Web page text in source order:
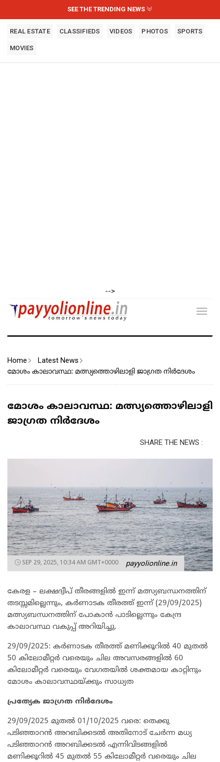
SEE THE TRENDING NEWS
REAL ESTATE CLASSIFIEDS VIDEOS PHOTOS SPORTS
MOVIES
-->
Home Latest News
മോശം കാലാവസ്ഥ: മത്സ്യത്തൊഴിലാളി ജാഗ്രത നിർദേശം
മോശം കാലാവസ്ഥ: മത്സ്യത്തൊഴിലാളി
ജാഗ്രത നിർദേശം
SHARE THE NEWS :
SEP 29, 2025, 10:34 AM GMT+0000 payyolionline.in
കേരള – ലക്ഷദ്വീപ് തീരങ്ങളിൽ ഇന്ന് മത്സ്യബന്ധനത്തിന്
തടസ്സമില്ലെന്നും, കർണാടക തീരത്ത് ഇന്ന് (29/09/2025)
മത്സ്യബന്ധനത്തിന് പോകാൻ പാടില്ലെന്നും കേന്ദ്ര
കാലാവസ്ഥ വകുപ്പ് അറിയിച്ചു.
29/09/2025: കർണാടക തീരത്ത് മണിക്കൂറിൽ 40 മുതൽ
50 കിലോമീറ്റർ വരെയും ചില അവസരങ്ങളിൽ 60
കിലോമീറ്റർ വരെയും വേഗതയിൽ ശക്തമായ കാറ്റിനും
മോശം കാലാവസ്ഥയ്ക്കും സാധ്യത
പ്രത്യേക ജാഗ്രത നിർദേശം
29/09/2025 മുതൽ 01/10/2025 വരെ: തെക്കു
പടിഞ്ഞാറൻ അറബിക്കടൽ അതിനോട് ചേർന്ന മധ്യ
പടിഞ്ഞാറൻ അറബിക്കടൽ എന്നിവിടങ്ങളിൽ
മണിക്കൂറിൽ 45 മുതൽ 55 കിലോമീറ്റർ വരെയും ചില